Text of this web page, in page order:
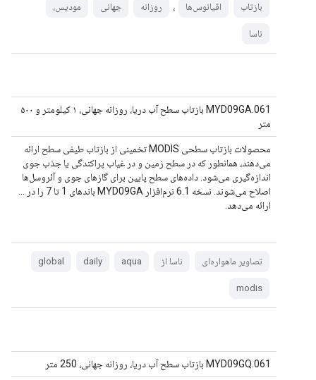
بازتاب اقیانوس‌ها ، روزانه جهانی مودیس،
ناسا
MYD09GA.061 بازتاب سطح آب دریا، روزانه جهانی، ۱ کیلومتر و ۵۰۰
متر
محصولات بازتاب سطحی MODIS تخمینی از بازتاب طیفی سطح ارائه
می‌دهند، همانطور که در سطح زمین و در غیاب پراکندگی یا جذب جوی
اندازه‌گیری می‌شود. داده‌های سطح پایین برای گازهای جوی و آئروسل‌ها
اصلاح می‌شوند. نسخه 6.1 نرم‌افزار MYD09GA باندهای 1 تا 7 را در ...
ارائه می‌دهد.
تصاویر ماهواره‌ای ناسا از aqua
daily
global
modis
MYD09GQ.061 بازتاب سطح آب دریا، روزانه جهانی، 250 متر